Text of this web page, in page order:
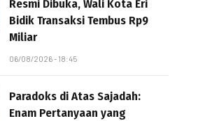
Resmi Dibuka, Wali Kota Eri
Bidik Transaksi Tembus Rp9
Miliar
06/08/2026 - 18:45
Paradoks di Atas Sajadah:
Enam Pertanyaan yang